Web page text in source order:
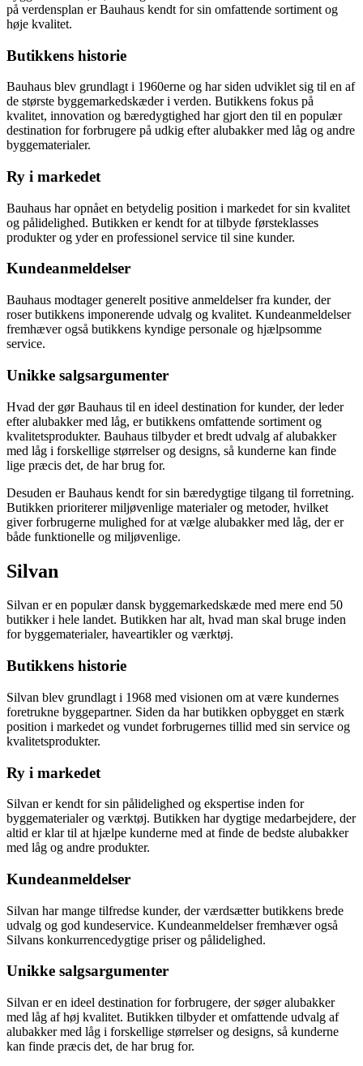
på verdensplan er Bauhaus kendt for sin omfattende sortiment og
høje kvalitet.
Butikkens historie
Bauhaus blev grundlagt i 1960erne og har siden udviklet sig til en af
​​de største byggemarkedskæder i verden. Butikkens fokus på
kvalitet, innovation og bæredygtighed har gjort den til en populær
destination for forbrugere på udkig efter alubakker med låg og andre
byggematerialer.
Ry i markedet
Bauhaus har opnået en betydelig position i markedet for sin kvalitet
og pålidelighed. Butikken er kendt for at tilbyde førsteklasses
produkter og yder en professionel service til sine kunder.
Kundeanmeldelser
Bauhaus modtager generelt positive anmeldelser fra kunder, der
roser butikkens imponerende udvalg og kvalitet. Kundeanmeldelser
fremhæver også butikkens kyndige personale og hjælpsomme
service.
Unikke salgsargumenter
Hvad der gør Bauhaus til en ideel destination for kunder, der leder
efter alubakker med låg, er butikkens omfattende sortiment og
kvalitetsprodukter. Bauhaus tilbyder et bredt udvalg af alubakker
med låg i forskellige størrelser og designs, så kunderne kan finde
lige præcis det, de har brug for.
Desuden er Bauhaus kendt for sin bæredygtige tilgang til forretning.
Butikken prioriterer miljøvenlige materialer og metoder, hvilket
giver forbrugerne mulighed for at vælge alubakker med låg, der er
både funktionelle og miljøvenlige.
Silvan
Silvan er en populær dansk byggemarkedskæde med mere end 50
butikker i hele landet. Butikken har alt, hvad man skal bruge inden
for byggematerialer, haveartikler og værktøj.
Butikkens historie
Silvan blev grundlagt i 1968 med visionen om at være kundernes
foretrukne byggepartner. Siden da har butikken opbygget en stærk
position i markedet og vundet forbrugernes tillid med sin service og
kvalitetsprodukter.
Ry i markedet
Silvan er kendt for sin pålidelighed og ekspertise inden for
byggematerialer og værktøj. Butikken har dygtige medarbejdere, der
altid er klar til at hjælpe kunderne med at finde de bedste alubakker
med låg og andre produkter.
Kundeanmeldelser
Silvan har mange tilfredse kunder, der værdsætter butikkens brede
udvalg og god kundeservice. Kundeanmeldelser fremhæver også
Silvans konkurrencedygtige priser og pålidelighed.
Unikke salgsargumenter
Silvan er en ideel destination for forbrugere, der søger alubakker
med låg af høj kvalitet. Butikken tilbyder et omfattende udvalg af
alubakker med låg i forskellige størrelser og designs, så kunderne
kan finde præcis det, de har brug for.